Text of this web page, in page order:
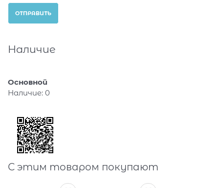
Наличие
Основной
Наличие: 0
С этим товаром покупают